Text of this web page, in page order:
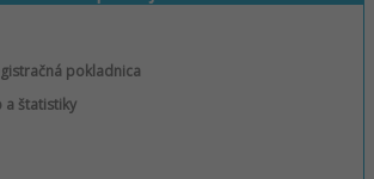
pokladnica
a štatistiky